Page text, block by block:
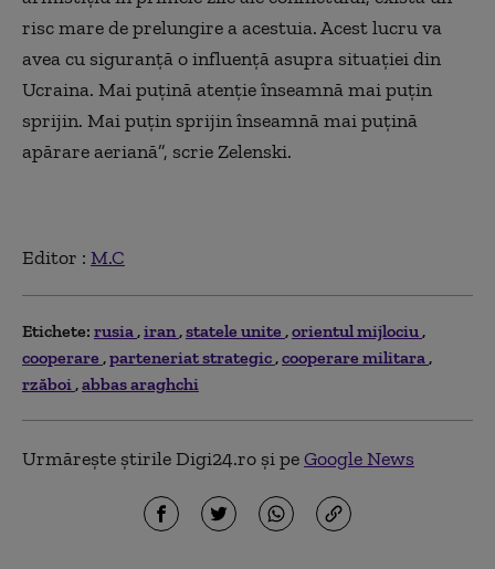
risc mare de prelungire a acestuia. Acest lucru va
avea cu siguranță o influență asupra situației din
Ucraina. Mai puțină atenție înseamnă mai puțin
sprijin. Mai puțin sprijin înseamnă mai puțină
apărare aeriană”, scrie Zelenski.
Editor : M.C
Etichete: rusia iran statele unite orientul mijlociu
cooperare parteneriat strategic cooperare militara
rzăboi abbas araghchi
Urmărește știrile Digi24.ro și peGoogle News